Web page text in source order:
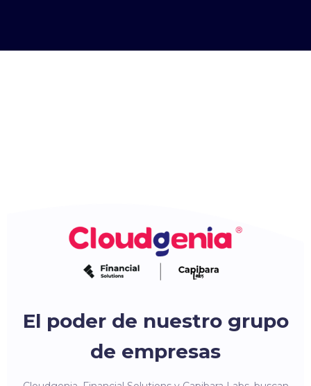
El poder de nuestro grupo
de empresas